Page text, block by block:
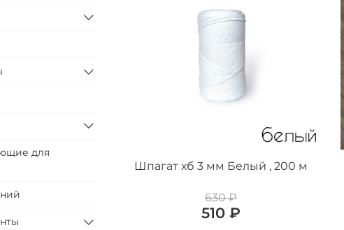
Шпагат хб 3 мм Белый , 200 м
630 ₽
510 ₽
для